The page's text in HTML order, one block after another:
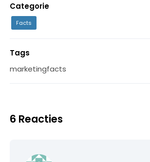
Categorie
Facts
Tags
marketingfacts
6 Reacties